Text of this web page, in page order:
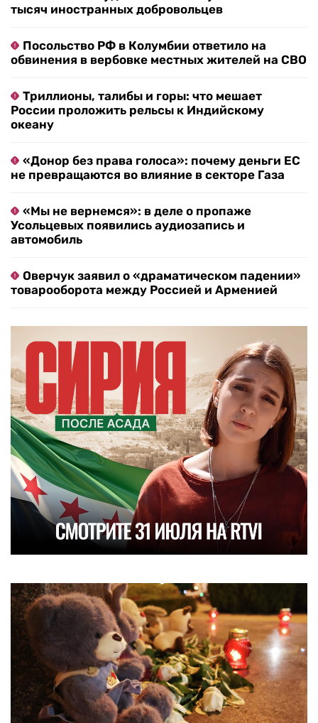
тысяч иностранных добровольцев
Посольство РФ в Колумбии ответило на
обвинения в вербовке местных жителей на СВО
Триллионы, талибы и горы: что мешает
России проложить рельсы к Индийскому
океану
«Донор без права голоса»: почему деньги ЕС
не превращаются во влияние в секторе Газа
«Мы не вернемся»: в деле о пропаже
Усольцевых появились аудиозапись и
автомобиль
Оверчук заявил о «драматическом падении»
товарооборота между Россией и Арменией